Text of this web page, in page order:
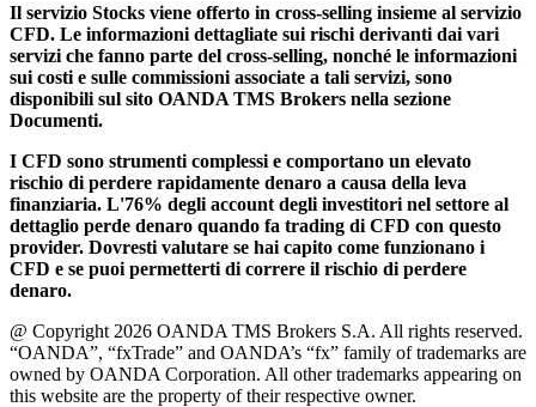
Il servizio Stocks viene offerto in cross-selling insieme al servizio
CFD. Le informazioni dettagliate sui rischi derivanti dai vari
servizi che fanno parte del cross-selling, nonché le informazioni
sui costi e sulle commissioni associate a tali servizi, sono
disponibili sul sito OANDA TMS Brokers nella sezione
Documenti.
I CFD sono strumenti complessi e comportano un elevato
rischio di perdere rapidamente denaro a causa della leva
finanziaria. L'76% degli account degli investitori nel settore al
dettaglio perde denaro quando fa trading di CFD con questo
provider. Dovresti valutare se hai capito come funzionano i
CFD e se puoi permetterti di correre il rischio di perdere
denaro.
@ Copyright 2026 OANDA TMS Brokers S.A. All rights reserved.
“OANDA”, “fxTrade” and OANDA’s “fx” family of trademarks are
owned by OANDA Corporation. All other trademarks appearing on
this website are the property of their respective owner.